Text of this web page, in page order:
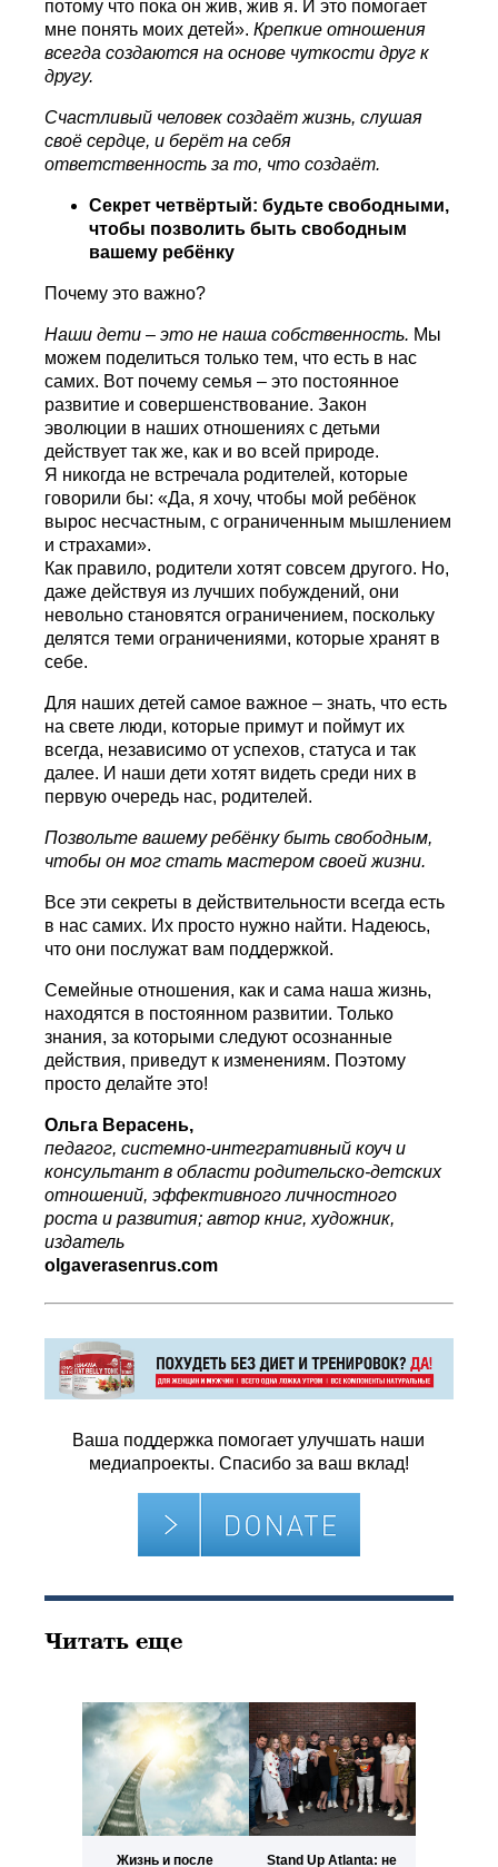
потому что пока он жив, жив я. И это помогает
мне понять моих детей».Крепкие отношения
всегда создаются на основе чуткости друг к
другу.
Счастливый человек создаёт жизнь, слушая
своё сердце, и берёт на себя
ответственность за то, что создаёт.
Секрет четвёртый: будьте свободными,
чтобы позволить быть свободным
вашему ребёнку
Почему это важно?
Наши дети – это не наша собственность. Мы
можем поделиться только тем, что есть в нас
самих. Вот почему семья – это постоянное
развитие и совершенствование. Закон
эволюции в наших отношениях с детьми
действует так же, как и во всей природе.
Я никогда не встречала родителей, которые
говорили бы: «Да, я хочу, чтобы мой ребёнок
вырос несчастным, с ограниченным мышлением
и страхами».
Как правило, родители хотят совсем другого. Но,
даже действуя из лучших побуждений, они
невольно становятся ограничением, поскольку
делятся теми ограничениями, которые хранят в
себе.
Для наших детей самое важное – знать, что есть
на свете люди, которые примут и поймут их
всегда, независимо от успехов, статуса и так
далее. И наши дети хотят видеть среди них в
первую очередь нас, родителей.
Позвольте вашему ребёнку быть свободным,
чтобы он мог стать мастером своей жизни.
Все эти секреты в действительности всегда есть
в нас самих. Их просто нужно найти. Надеюсь,
что они послужат вам поддержкой.
Семейные отношения, как и сама наша жизнь,
находятся в постоянном развитии. Только
знания, за которыми следуют осознанные
действия, приведут к изменениям. Поэтому
просто делайте это!
Ольга Верасень,
педагог, системно-интегративный коуч и
консультант в области родительско-детских
отношений, эффективного личностного
роста и развития; автор книг, художник,
издатель
olgaverasenrus.com
Ваша поддержка помогает улучшать наши
медиапроекты. Спасибо за ваш вклад!
Читать еще
Жизнь и после Stand Up Atlanta: не